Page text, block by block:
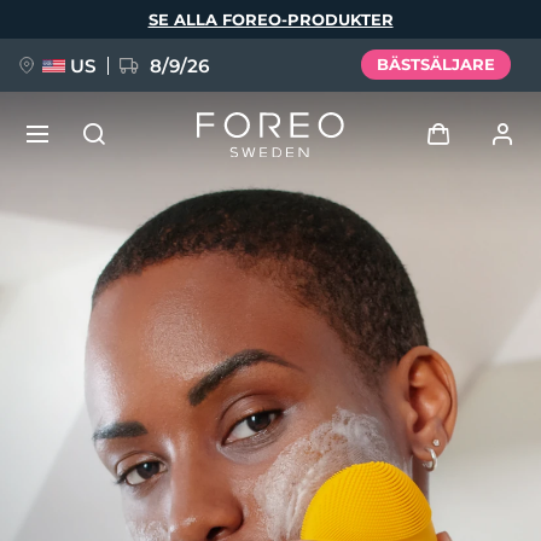
SE ALLA FOREO-PRODUKTER
US 8/9/26 BÄSTSÄLJARE
Användarprofil
Mina enheter
Mina beställningar
Mina adresser
Mina prenumerationer
NYHET
FAQ™ Pure Beauty-Tech Elixir
BREAKING NEWS
issa™ Teeth Whitening Set
Språk
English Deutsch
Español
Français
Italiano
Português
Svenska
Русский
Türkçe
简体中文 繁體中文